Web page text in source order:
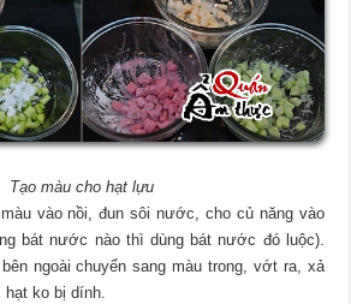
Tạo màu cho hạt lựu
vào nồi, đun sôi nước, cho củ năng vào
bát nước nào thì dùng bát nước đó luộc).
ngoài chuyển sang màu trong, vớt ra, xả
ko bị dính.